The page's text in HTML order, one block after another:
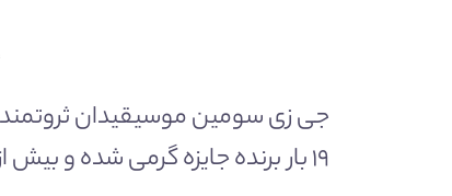
۱۹ بار برنده جایزه گرمی شده و بیش از ۱۰۰ میلیون نسخه از آلبوم‌های وی در سراسر جهان به فروش رسیده اند.